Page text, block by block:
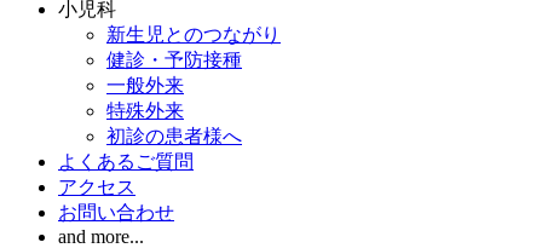
小児科
新生児とのつながり
健診・予防接種
一般外来
特殊外来
初診の患者様へ
よくあるご質問
アクセス
お問い合わせ
and more...